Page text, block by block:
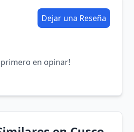
Dejar una Reseña
primero en opinar!